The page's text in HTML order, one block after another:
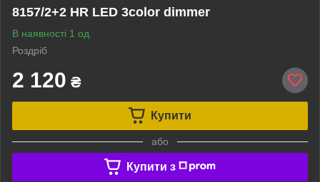
8157/2+2 HR LED 3color dimmer
В наявності 1 од.
Роздріб
2 120 ₴
Купити
або
Купити з